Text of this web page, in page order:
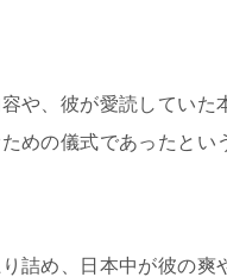
や、彼が愛読していた
めの儀式であったとい
詰め、日本中が彼の爽